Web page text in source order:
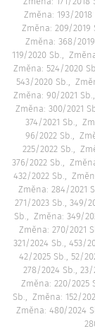
Změna: 193/2018
Změna: 209/2019
Změna: 368/
119/2020 Sb.
Změna: 524/2020
543/2020 Sb.
Změna: 90/2021 Sb.
Změna: 300/2021
374/2021 Sb.
96/2022 Sb.
225/2022 Sb.
376/2022 Sb.
432/2022 Sb.
Změna: 284/2021
271/2023 Sb., 349/
Sb.
Změna: 349/
Změna: 270/2021
321/2024 Sb., 453/
42/2025 Sb., 52/
278/2024 Sb., 23/
Změna: 220/2025
Sb.
Změna: 152/
Změna: 480/2024